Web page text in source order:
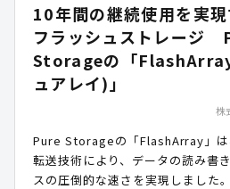
10年間の継続使用を実
フラッシュストレージ
Storageの「
ュアレイ)」
株
Pure Storageの「FlashArray」は
転送技術により、データの読み書
スの圧倒的な速さを実現しました。